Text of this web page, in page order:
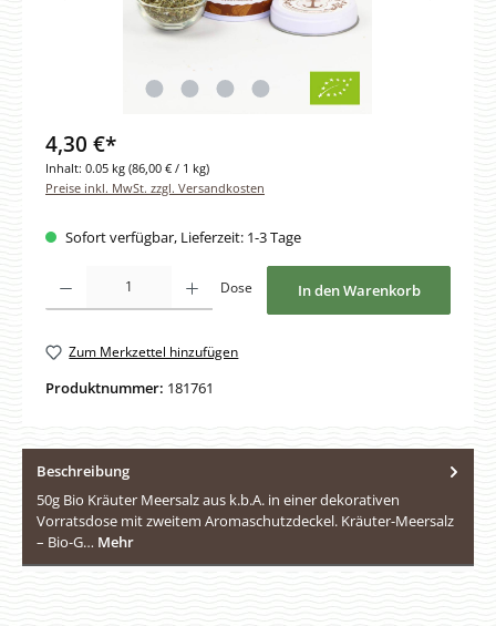
4,30 €*
Inhalt: 0.05 kg (86,00 € / 1 kg)
Preise inkl. MwSt. zzgl. Versandkosten
Sofort verfügbar, Lieferzeit: 1-3 Tage
Produkt Anzahl: Gib den gewünschten Wert ein oder benutze die
Dose In den Warenkorb
Zum Merkzettel hinzufügen
Produktnummer: 181761
Beschreibung
50g Bio Kräuter Meersalz aus k.b.A. in einer dekorativen
Vorratsdose mit zweitem Aromaschutzdeckel. Kräuter-Meersalz
– Bio-G… Mehr